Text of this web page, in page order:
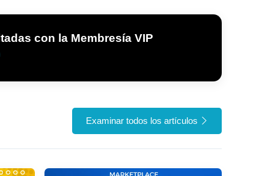
con la Membresía VIP
Examinar todos los artículos